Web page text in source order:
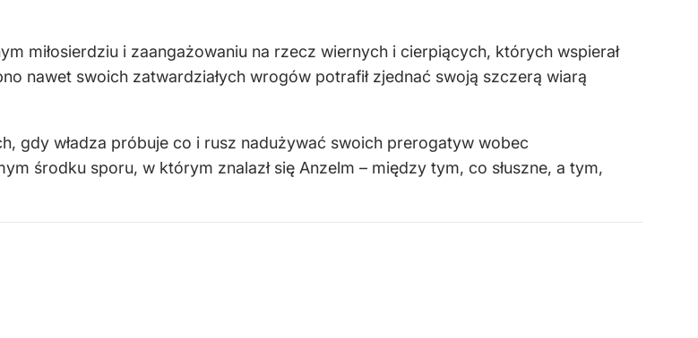
miłosierdziu i zaangażowaniu na rzecz wiernych i cierpiących, których wspierał
nawet swoich zatwardziałych wrogów potrafił zjednać swoją szczerą wiarą
gdy władza próbuje co i rusz nadużywać swoich prerogatyw wobec
środku sporu, w którym znalazł się Anzelm – między tym, co słuszne, a tym,